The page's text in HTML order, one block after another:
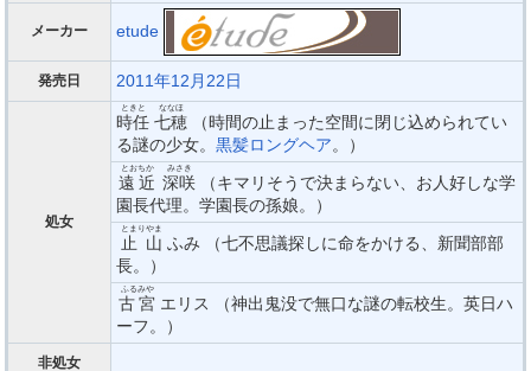
メーカー etude
発売日 2011年12月22日
処女
時任
ときと
七穂
ななほ
（時間の止まった空間に閉じ込められてい
る謎の少女。 黒髪ロングヘア。）
遠近
とおちか
深咲
みさき
（キマリそうで決まらない、お人好しな学
園長代理。学園長の孫娘。）
止山
とまりやま
ふみ （七不思議探しに命をかける、新聞部部
長。）
古宮
ふるみや
エリス （神出鬼没で無口な謎の転校生。英日ハ
ーフ。）
非処女